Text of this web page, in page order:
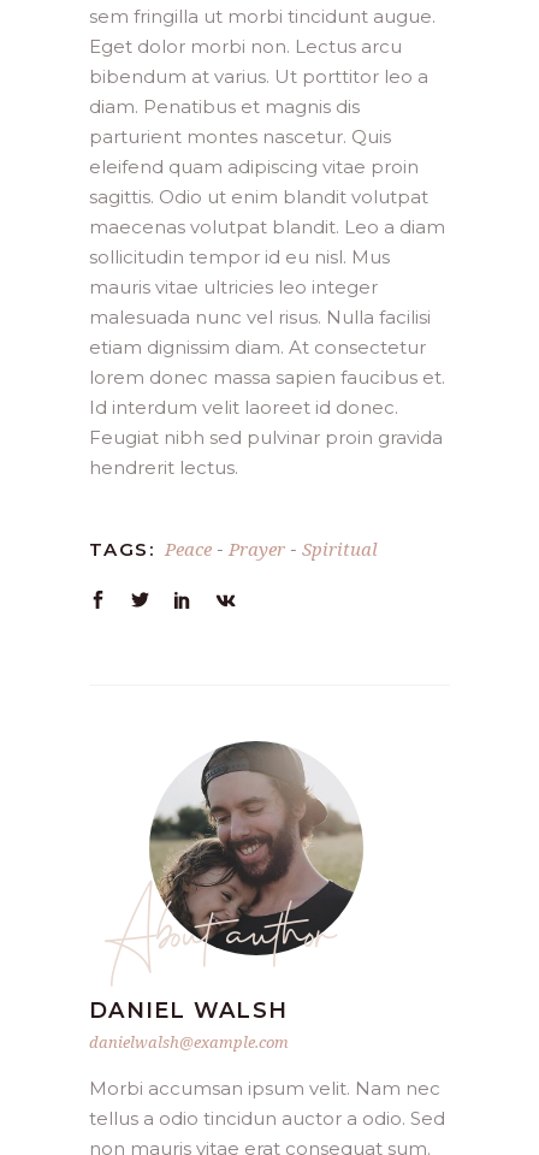
sem fringilla ut morbi tincidunt augue.
Eget dolor morbi non. Lectus arcu
bibendum at varius. Ut porttitor leo a
diam. Penatibus et magnis dis
parturient montes nascetur. Quis
eleifend quam adipiscing vitae proin
sagittis. Odio ut enim blandit volutpat
maecenas volutpat blandit. Leo a diam
sollicitudin tempor id eu nisl. Mus
mauris vitae ultricies leo integer
malesuada nunc vel risus. Nulla facilisi
etiam dignissim diam. At consectetur
lorem donec massa sapien faucibus et.
Id interdum velit laoreet id donec.
Feugiat nibh sed pulvinar proin gravida
hendrerit lectus.
TAGS: Peace - Prayer - Spiritual
About author
DANIEL WALSH
danielwalsh@example.com
Morbi accumsan ipsum velit. Nam nec
tellus a odio tincidun auctor a odio. Sed
non mauris vitae erat consequat sum.